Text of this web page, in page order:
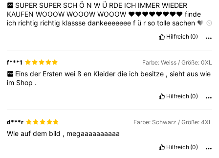
SUPER SUPER SCH Ö N W Ü RDE ICH IMMER WIEDER
KAUFENWOOOWWOOOWWOOOW ❤️❤️❤️❤️❤️❤️❤️❤️finde
ich richtig richtig klasssedankeeeeeeef ü rsotollesachen ❤️❤️
Hilfreich (0)
f***1 Farbe: Weiss / Größe: 0XL
Eins der Ersten wei ß en Kleider die ich besitze , sieht aus wie
im Shop .
Hilfreich (0)
d***r Farbe: Schwarz / Größe: 4XL
Wieaufdem bild , megaaaaaaaaaa
Hilfreich (0)